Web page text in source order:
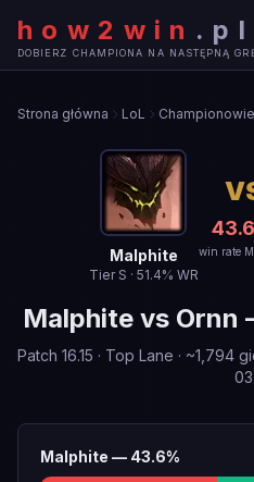
how2win . pl
DOBIERZ CHAMPIONA NA NASTĘPNĄ
Strona główna LoL Championowie
Malphite
Tier S · 51.4% WR
43.6
win rate
Malphite vs Ornn
Patch 16.15 · Top Lane · ~1,794
03
Malphite — 43.6%